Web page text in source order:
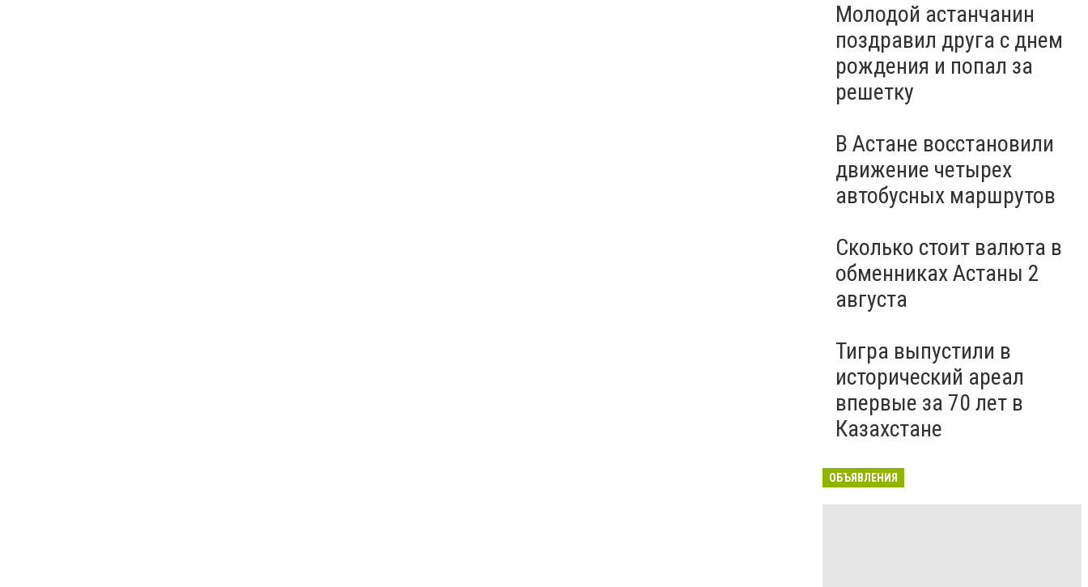
Молодой астанчанин
поздравил друга с днем
рождения и попал за
решетку
В Астане восстановили
движение четырех
автобусных маршрутов
Сколько стоит валюта в
обменниках Астаны 2
августа
Тигра выпустили в
исторический ареал
впервые за 70 лет в
Казахстане
ОБЪЯВЛЕНИЯ